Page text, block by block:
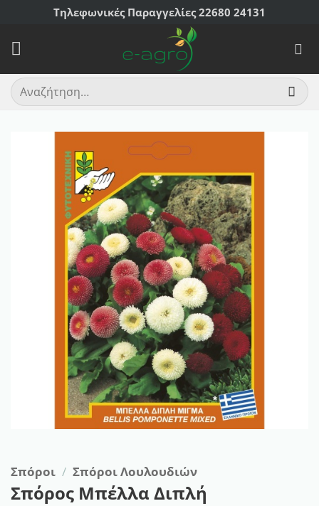
Μετάβαση
περιεχόμενο
Τηλεφωνικές Παραγγελίες 22680 24131
Αναζήτηση
για:
Σπόροι / Σπόροι Λουλουδιών
Σπόρος Μπέλλα Διπλή